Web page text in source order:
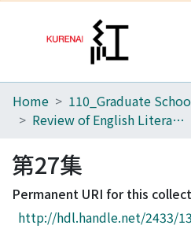
Home
Browse
Download Ranking
Access Statistics
Home
Review of English Literature
第27集
Permanent URI for this
http://hdl.handle.net/2433/